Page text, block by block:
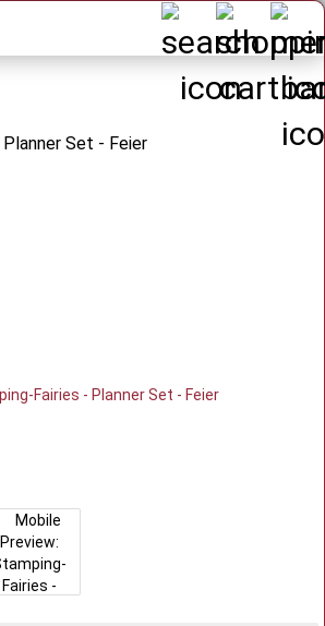
Set - Feier